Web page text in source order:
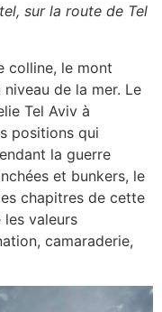
sur la route de Tel
colline, le mont
niveau de la mer. Le
Tel Aviv à
positions qui
la guerre
et bunkers, le
chapitres de cette
valeurs
camaraderie,